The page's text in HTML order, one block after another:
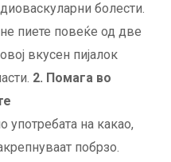
болести.
пиете повеќе од две
вкусен пијалок
2. Помага во
употребата на какао,
побрзо.